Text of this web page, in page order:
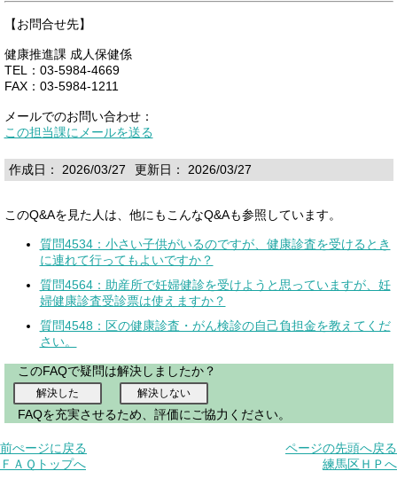
【お問合せ先】
健康推進課 成人保健係
TEL：03-5984-4669
FAX：03-5984-1211
メールでのお問い合わせ：
この担当課にメールを送る
作成日： 2026/03/27 更新日： 2026/03/27
このQ&Aを見た人は、他にもこんなQ&Aも参照しています。
質問4534：小さい子供がいるのですが、健康診査を受けるとき
に連れて行ってもよいですか？
質問4564：助産所で妊婦健診を受けようと思っていますが、妊
婦健康診査受診票は使えますか？
質問4548：区の健康診査・がん検診の自己負担金を教えてくだ
さい。
このFAQで疑問は解決しましたか？
FAQを充実させるため、評価にご協力ください。
前ぺージに戻る
ページの先頭へ戻る
ＦＡＱトップへ
練馬区ＨＰへ